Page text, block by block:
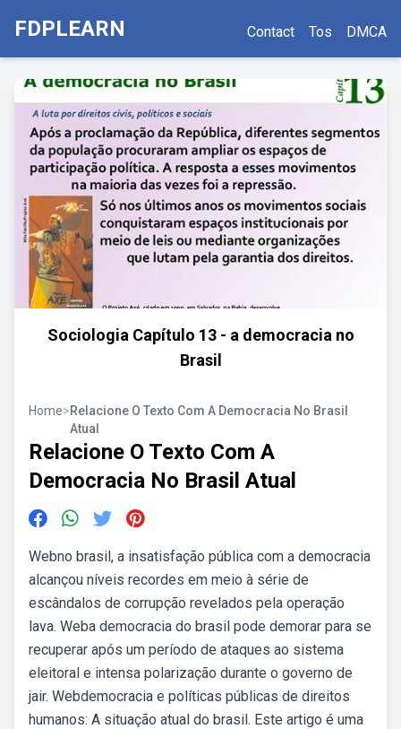
FDPLEARN Contact Tos DMCA
Sociologia Capítulo 13 - a democracia no
Brasil
Home>Relacione O Texto Com A Democracia No Brasil
Atual
Relacione O Texto Com A
Democracia No Brasil Atual
Webno brasil, a insatisfação pública com a democracia
alcançou níveis recordes em meio à série de
escândalos de corrupção revelados pela operação
lava. Weba democracia do brasil pode demorar para se
recuperar após um período de ataques ao sistema
eleitoral e intensa polarização durante o governo de
jair. Webdemocracia e políticas públicas de direitos
humanos: A situação atual do brasil. Este artigo é uma